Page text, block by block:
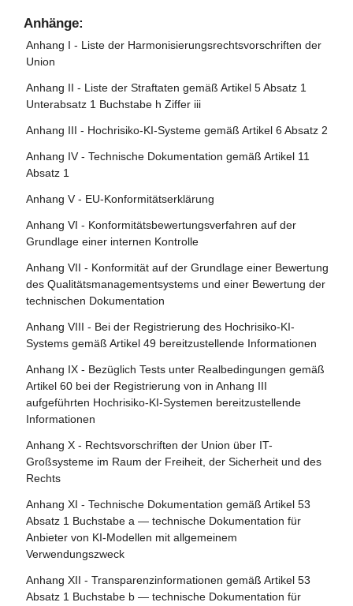
Artikel 48 - CE-Kennzeichnung
Artikel 49 - Registrierung
Artikel 105 - Änderung der Richtlinie 2014/90/EU
Artikel 106 - Änderung der Richtlinie (EU) 2016/797
Artikel 107 - Änderung der Verordnung (EU) 2018/858
Artikel 110 - Änderung der Richtlinie (EU) 2020/1828
Artikel 111 - Bereits in Verkehr gebrachte oder in Betrieb
KI-Modelle mit allgemeinem Verwendungszweck
Artikel 113 - Inkrafttreten und Geltungsbeginn
Anhänge:
Anhang I - Liste der Harmonisierungsrechtsvorschriften der
Union
Anhang II - Liste der Straftaten gemäß Artikel 5 Absatz 1
Unterabsatz 1 Buchstabe h Ziffer iii
Anhang III - Hochrisiko-KI-Systeme gemäß Artikel 6 Absatz 2
Anhang IV - Technische Dokumentation gemäß Artikel 11
Absatz 1
Anhang V - EU-Konformitätserklärung
Anhang VI - Konformitätsbewertungsverfahren auf der
Grundlage einer internen Kontrolle
Anhang VII - Konformität auf der Grundlage einer Bewertung
des Qualitätsmanagementsystems und einer Bewertung der
technischen Dokumentation
Anhang VIII - Bei der Registrierung des Hochrisiko-KI-
Systems gemäß Artikel 49 bereitzustellende Informationen
Anhang IX - Bezüglich Tests unter Realbedingungen gemäß
Artikel 60 bei der Registrierung von in Anhang III
aufgeführten Hochrisiko-KI-Systemen bereitzustellende
Informationen
Anhang X - Rechtsvorschriften der Union über IT-
Großsysteme im Raum der Freiheit, der Sicherheit und des
Rechts
Anhang XI - Technische Dokumentation gemäß Artikel 53
Absatz 1 Buchstabe a — technische Dokumentation für
Anbieter von KI-Modellen mit allgemeinem
Verwendungszweck
Anhang XII - Transparenzinformationen gemäß Artikel 53
Absatz 1 Buchstabe b — technische Dokumentation für